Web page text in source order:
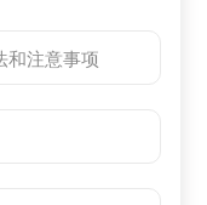
和注意事项